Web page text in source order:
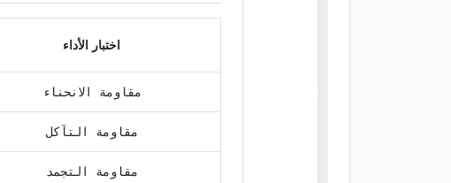
اختبار الأداء
مقاومة الانحناء
مقاومة التآكل
مقاومة التجمد